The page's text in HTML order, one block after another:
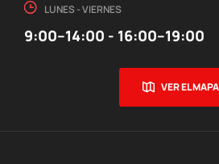
LUNES - VIERNES
9:00–14:00 - 16:00–19:00
VER EL MAPA